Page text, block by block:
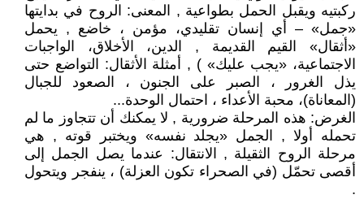
ركبتيه ويقبل الحمل بطواعية , المعنى: الروح في بدايتها
«جمل» – أي إنسان تقليدي، مؤمن ، خاضع , يحمل
«أثقال» القيم القديمة , الدين، الأخلاق، الواجبات
الاجتماعية، «يجب عليك» ) , أمثلة الأثقال: التواضع حتى
يذل الغرور ، الصبر على الجنون ، الصعود للجبال
(المعاناة)، محبة الأعداء ، احتمال الوحدة...
الغرض: هذه المرحلة ضرورية , لا يمكنك أن تتجاوز ما لم
تحمله أولا , الجمل «يجلد نفسه» ويختبر قوته , هي
مرحلة الروح الثقيلة , الانتقال: عندما يصل الجمل إلى
أقصى تحمّل (في الصحراء تكون العزلة) ، ينفجر ويتحول
.